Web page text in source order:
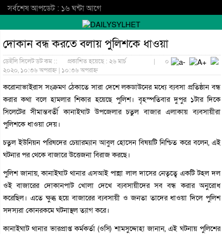
সর্বশেষ আপডেট : ১৬ ঘন্টা আগে
দোকান বন্ধ করতে বলায় পুলিশকে ধাওয়া
ডেইলি সিলেট ডট কম ::
প্রকাশিত হয়েছে : ২৬ মার্চ
২০২০, ১০:৩৬ অপরাহ্ন | ১০:৩৬ অপরাহ্ন
| ০
করোনাভাইরাস সংক্রমণ ঠেকাতে সারা দেশে লকডাউনের মধ্যে ব্যবসা প্রতিষ্ঠান বন্ধ
করার কথা বলে হামলার শিকার হয়েছে পুলিশ। বৃহস্পতিবার দুপুর ১টার দিকে
সিলেটের সীমান্তবর্তী কানাইঘাট উপজেলার চতুল বাজার এলাকায় ব্যবসায়ীরা
পুলিশকে ধাওয়া দেয়।
চতুল ইউনিয়ন পরিষদের চেয়ারম্যান আবুল হোসেন বিষয়টি নিশ্চিত করে বলেন, এই
ঘটনার পর থেকে বাজারে উত্তেজনা বিরাজ করছে।
পুলিশ জানায়, কানাইঘাট থানার এসআই পান্না লাল দাসের নেতৃত্বে একটি টহল দল
ওই বাজারের দোকানপাট খোলা দেখে ব্যবসায়ীদের সব বন্ধ করার অনুরোধ
করেছিল। এতে ক্ষুব্ধ হয়ে বাজারের ব্যবসায়ী ও জনতা তাদের ধাওয়া দিলে পুলিশ
সদস্যরা কোনরকমে ঘটনাস্থল ত্যাগ করে।
কানাইঘাট থানার ভারপ্রাপ্ত কর্মকর্তা (ওসি) শামসুদ্দোহা জানান, এই ঘটনায় পুলিশের